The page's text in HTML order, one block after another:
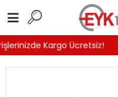
Kargo Ücretsiz!